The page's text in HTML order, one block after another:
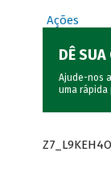
Ações
DÊ
Ajude-nos
uma rápida